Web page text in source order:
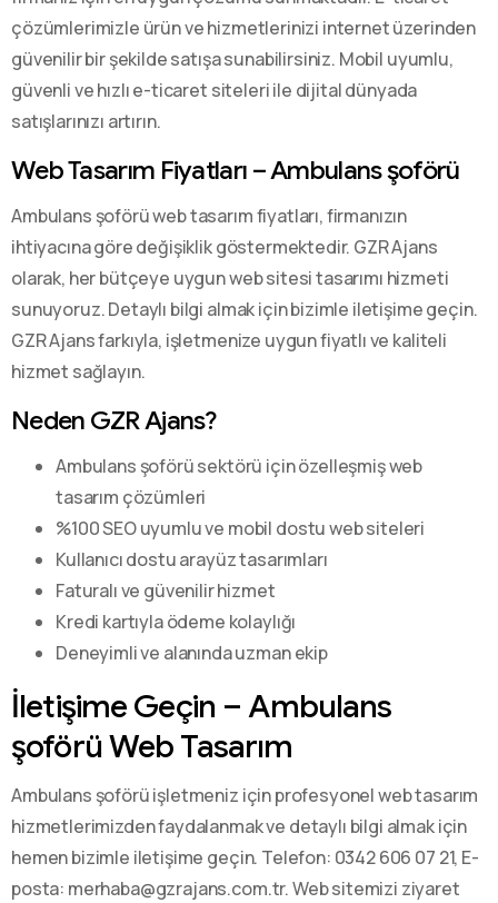
çözümlerimizle ürün ve hizmetlerinizi internet üzerinden
güvenilir bir şekilde satışa sunabilirsiniz. Mobil uyumlu,
güvenli ve hızlı e-ticaret siteleri ile dijital dünyada
satışlarınızı artırın.
Web Tasarım Fiyatları – Ambulans şoförü
Ambulans şoförü web tasarım fiyatları, firmanızın
ihtiyacına göre değişiklik göstermektedir. GZR Ajans
olarak, her bütçeye uygun web sitesi tasarımı hizmeti
sunuyoruz. Detaylı bilgi almak için bizimle iletişime geçin.
GZR Ajans farkıyla, işletmenize uygun fiyatlı ve kaliteli
hizmet sağlayın.
Neden GZR Ajans?
Ambulans şoförü sektörü için özelleşmiş web
tasarım çözümleri
%100 SEO uyumlu ve mobil dostu web siteleri
Kullanıcı dostu arayüz tasarımları
Faturalı ve güvenilir hizmet
Kredi kartıyla ödeme kolaylığı
Deneyimli ve alanında uzman ekip
İletişime Geçin – Ambulans
şoförü Web Tasarım
Ambulans şoförü işletmeniz için profesyonel web tasarım
hizmetlerimizden faydalanmak ve detaylı bilgi almak için
hemen bizimle iletişime geçin. Telefon: 0342 606 07 21, E-
posta: merhaba@gzrajans.com.tr. Web sitemizi ziyaret